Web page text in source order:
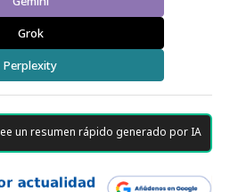
Grok
Perplexity
un resumen rápido generado por IA